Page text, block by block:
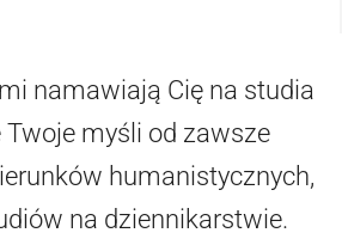
namawiają Cię na studia
Twoje myśli od zawsze
humanistycznych,
na dziennikarstwie.